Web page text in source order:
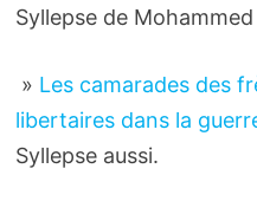
Syllepse de
» Les camarades des
libertaires dans la
Syllepse aussi.